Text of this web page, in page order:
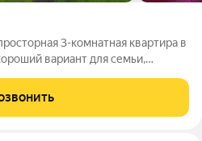
3-комнатная квартира в
29/13, на 1 этаже. Общая